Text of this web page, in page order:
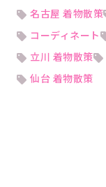
名古屋 着物散策
コーディネート
立川 着物散策
仙台 着物散策